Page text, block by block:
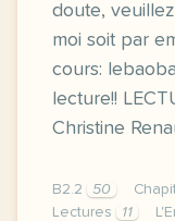
doute,
moi soit par
cours:
lecture!!
Christine
B2.2 50
Lectures
11